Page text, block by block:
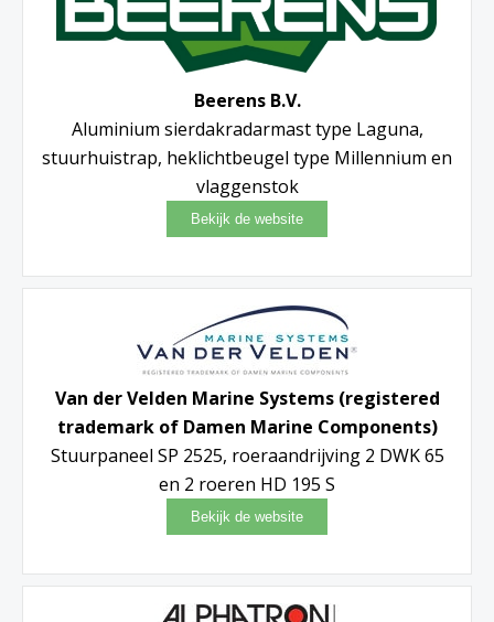
Beerens B.V.
Aluminium sierdakradarmast type Laguna,
stuurhuistrap, heklichtbeugel type Millennium en
vlaggenstok
Van der Velden Marine Systems (registered
trademark of Damen Marine Components)
Stuurpaneel SP 2525, roeraandrijving 2 DWK 65
en 2 roeren HD 195 S